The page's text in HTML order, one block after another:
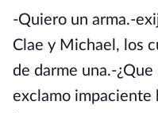
-Quiero un arma.-
Clae y Michael, los
de darme una.-¿Que
exclamo impaciente